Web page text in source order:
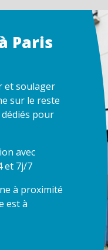
Paris
et soulager
sur le reste
pour
avec
et 7j/7
à proximité
est à